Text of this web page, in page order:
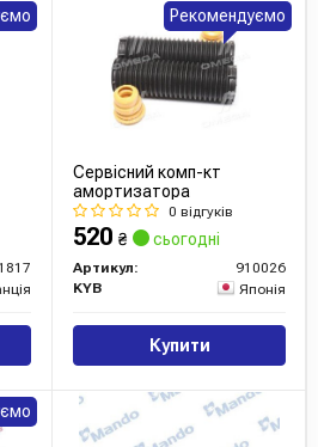
Сервісний комп-кт
амортизатора
0 відгуків
520 ₴ сьогодні
Артикул:
910026
KYB
Японія
Купити
Рекомендуємо